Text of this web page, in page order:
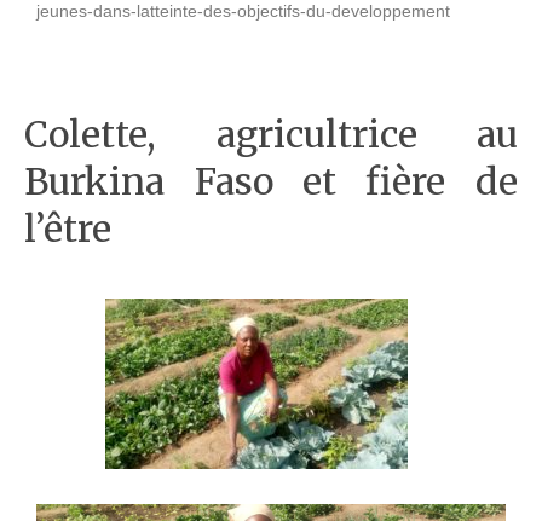
jeunes-dans-latteinte-des-objectifs-du-developpement
Colette, agricultrice au
Burkina Faso et fière de
l’être